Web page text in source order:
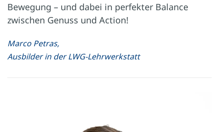
Bewegung – und dabei in perfekter Balance
zwischen Genuss und Action!
Marco Petras,
Ausbilder in der LWG-Lehrwerkstatt